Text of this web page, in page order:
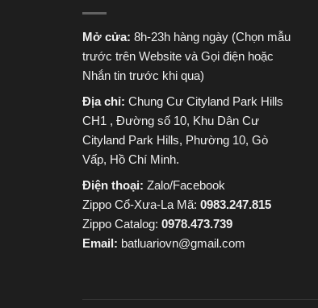
Mở cửa: 8h-23h hàng ngày (Chọn mẫu
trước trên Website và Gọi điện hoặc
Nhắn tin trước khi qua)
Địa chỉ: Chung Cư Cityland Park Hills
CH1 , Đường số 10, Khu Dân Cư
Cityland Park Hills, Phường 10, Gò
Vấp, Hồ Chí Minh.
Điện thoại: Zalo/Facebook
Zippo Cổ-Xưa-La Mã: 0983.247.815
Zippo Catalog: 0978.473.739
Email: batluariovn@gmail.com